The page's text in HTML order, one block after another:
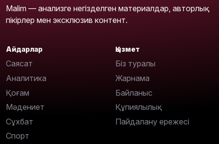
Malim — анализге негізделген материалдар, авторлық
пікірлер мен эксклюзив контент.
Айдарлар
Саясат
Аналитика
Қоғам
Мәдениет
Сұхбат
Спорт
Қызмет
Біз туралы
Жарнама
Байланыс
Құпиялылық
Пайдалану ережесі